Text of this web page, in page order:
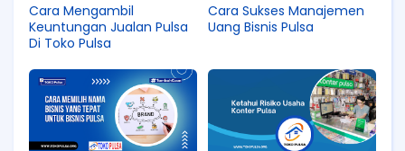
Cara Mengambil
Keuntungan Jualan Pulsa
Di Toko Pulsa
Cara Sukses Manajemen
Uang Bisnis Pulsa